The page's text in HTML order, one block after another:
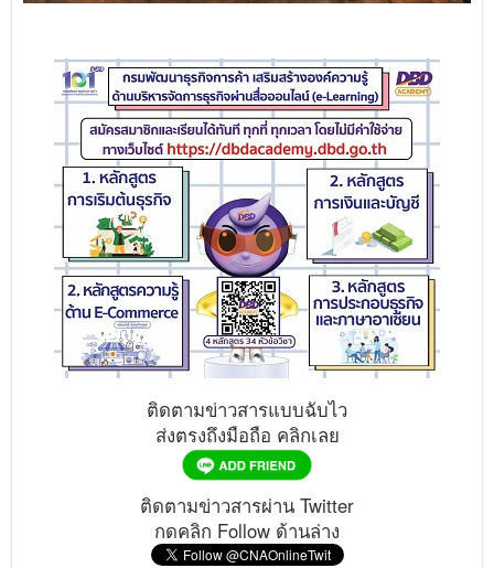
ติดตามข่าวสารแบบฉับไว
ส่งตรงถึงมือถือ คลิกเลย
ติดตามข่าวสารผ่าน Twitter
กดคลิก Follow ด้านล่าง